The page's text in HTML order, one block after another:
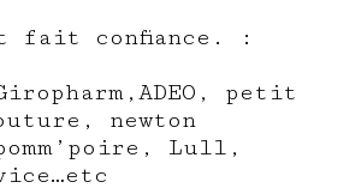
fait confiance. :
petit
newton
Lull,